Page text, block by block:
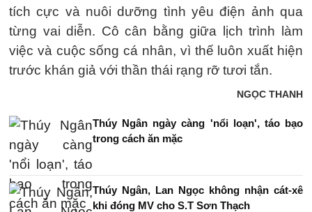
tích cực và nuôi dưỡng tình yêu điện ảnh qua
từng vai diễn. Cô cân bằng giữa lịch trình làm
việc và cuộc sống cá nhân, vì thế luôn xuất hiện
trước khán giả với thần thái rạng rỡ tươi tắn.
NGỌC THANH
Thúy Ngân ngày càng 'nổi loạn', táo bạo
trong cách ăn mặc
Thúy Ngân, Lan Ngọc không nhận cát-xê
khi đóng MV cho S.T Sơn Thạch